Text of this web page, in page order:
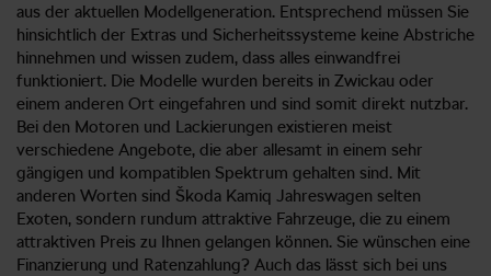
aus der aktuellen Modellgeneration. Entsprechend müssen Sie
hinsichtlich der Extras und Sicherheitssysteme keine Abstriche
hinnehmen und wissen zudem, dass alles einwandfrei
funktioniert. Die Modelle wurden bereits in Zwickau oder
einem anderen Ort eingefahren und sind somit direkt nutzbar.
Bei den Motoren und Lackierungen existieren meist
verschiedene Angebote, die aber allesamt in einem sehr
gängigen und kompatiblen Spektrum gehalten sind. Mit
anderen Worten sind Škoda Kamiq Jahreswagen selten
Exoten, sondern rundum attraktive Fahrzeuge, die zu einem
attraktiven Preis zu Ihnen gelangen können. Sie wünschen eine
Finanzierung und Ratenzahlung? Auch das lässt sich bei uns